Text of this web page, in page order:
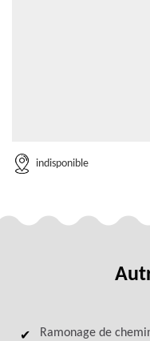
indisponible
Ramonage de